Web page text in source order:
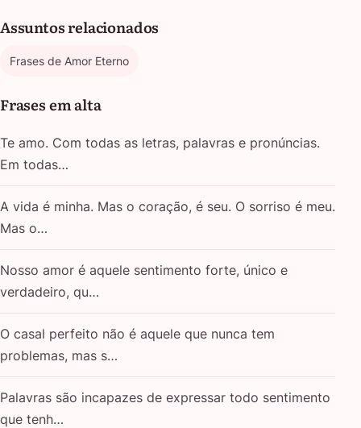
Assuntos relacionados
Frases de Amor Eterno
Frases em alta
Te amo. Com todas as letras, palavras e pronúncias.
Em todas…
A vida é minha. Mas o coração, é seu. O sorriso é meu.
Mas o…
Nosso amor é aquele sentimento forte, único e
verdadeiro, qu…
O casal perfeito não é aquele que nunca tem
problemas, mas s…
Palavras são incapazes de expressar todo sentimento
que tenh…